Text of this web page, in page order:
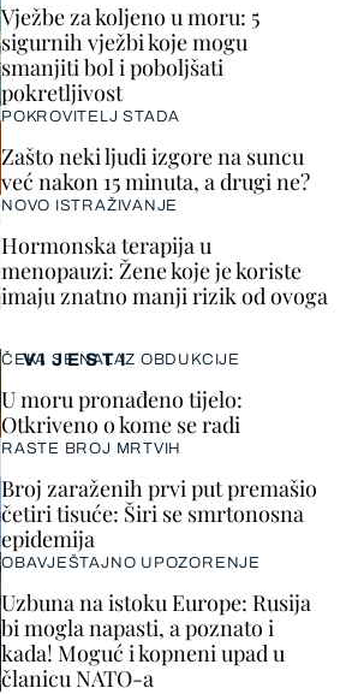
VIJESTI
ČEKA SE NALAZ OBDUKCIJE
U moru pronađeno tijelo:
Otkriveno o kome se radi
RASTE BROJ MRTVIH
Broj zaraženih prvi put premašio
četiri tisuće: Širi se smrtonosna
epidemija
OBAVJEŠTAJNO UPOZORENJE
Uzbuna na istoku Europe: Rusija
bi mogla napasti, a poznato i
kada! Moguć i kopneni upad u
članicu NATO-a
Vježbe za koljeno u moru: 5
sigurnih vježbi koje mogu
smanjiti bol i poboljšati
pokretljivost
POKROVITELJ STADA
Zašto neki ljudi izgore na suncu
već nakon 15 minuta, a drugi ne?
NOVO ISTRAŽIVANJE
Hormonska terapija u
menopauzi: Žene koje je koriste
imaju znatno manji rizik od ovoga